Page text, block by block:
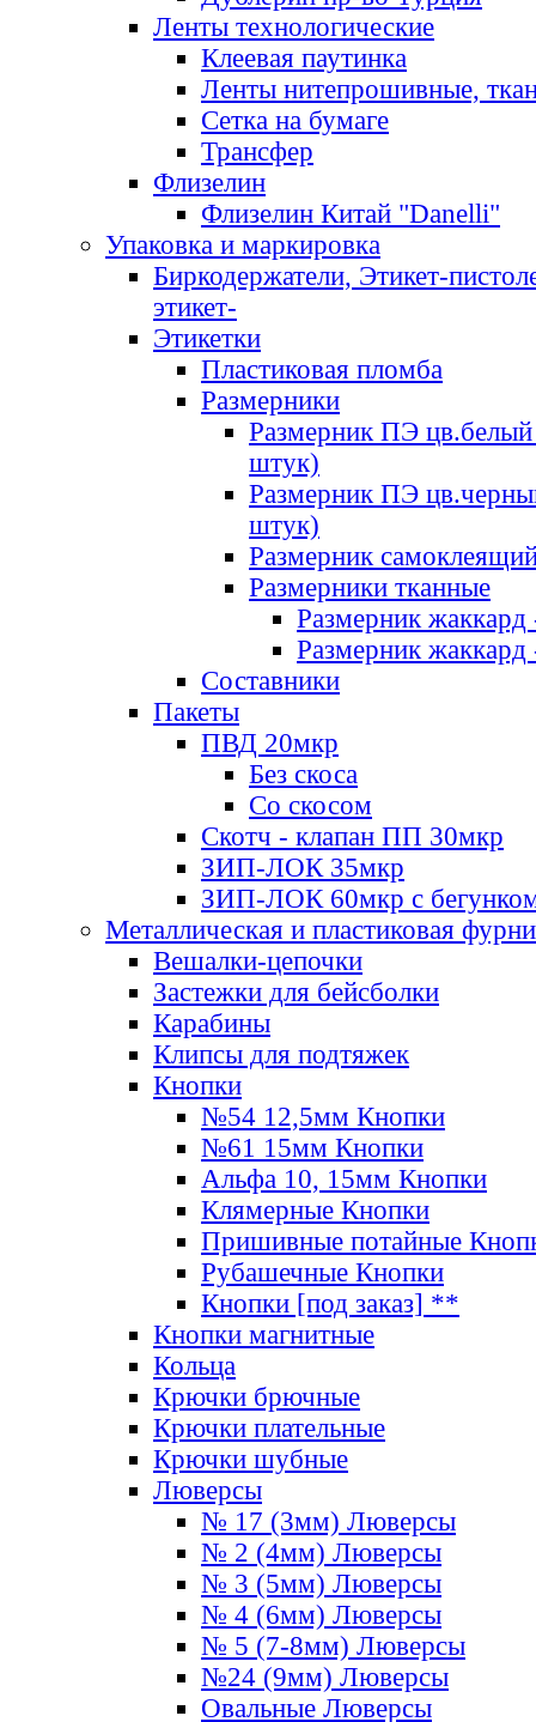
Ленты технологические
Клеевая паутинка
Ленты нитепрошивные,
Сетка на бумаге
Трансфер
Флизелин
Флизелин Китай "Danelli"
Упаковка и маркировка
Биркодержатели, Этикет-
этикет-
Этикетки
Пластиковая пломба
Размерники
Размерник ПЭ цв.белый
штук)
Размерник ПЭ
штук)
Размерник
Размерники тканные
Размерник
Размерник
Составники
Пакеты
ПВД 20мкр
Без скоса
Со скосом
Скотч - клапан ПП 30мкр
ЗИП-ЛОК 35мкр
ЗИП-ЛОК 60мкр с
Металлическая и пластиковая
Вешалки-цепочки
Застежки для бейсболки
Карабины
Клипсы для подтяжек
Кнопки
№54 12,5мм Кнопки
№61 15мм Кнопки
Альфа 10, 15мм Кнопки
Клямерные Кнопки
Пришивные потайные
Рубашечные Кнопки
Кнопки [под заказ] **
Кнопки магнитные
Кольца
Крючки брючные
Крючки плательные
Крючки шубные
Люверсы
№ 17 (3мм) Люверсы
№ 2 (4мм) Люверсы
№ 3 (5мм) Люверсы
№ 4 (6мм) Люверсы
№ 5 (7-8мм) Люверсы
№24 (9мм) Люверсы
Овальные Люверсы